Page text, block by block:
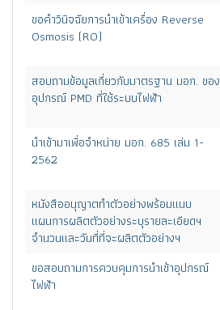
ขอคำวินิจฉัยการนำเข้าเครื่อง Reverse
Osmosis (RO)
สอบถามข้อมูลเกี่ยวกับมาตรฐาน มอก. ของ
อุปกรณ์ PMD ที่ใช้ระบบไฟฟ้า
นำเข้ามาเพื่อจำหน่าย มอก. 685 เล่ม 1-
2562
หนังสืออนุญาตทำตัวอย่างพร้อมแนบ
แผนการผลิตตัวอย่างระบุรายละเอียดฯ
จำนวนและวันที่ที่จะผลิตตัวอย่างฯ
ขอสอบถามการควบคุมการนำเข้าอุปกรณ์
ไฟฟ้า